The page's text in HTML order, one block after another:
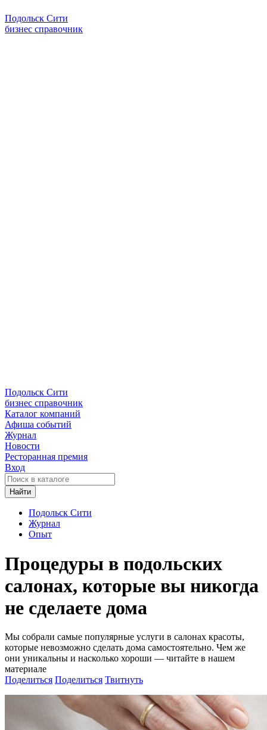
Подольск Сити
бизнес справочник
Подольск Сити
бизнес справочник
Каталог компаний
Афиша событий
Журнал
Новости
Ресторанная премия
Вход
Найти
Подольск Сити
Журнал
Опыт
Процедуры в подольских
салонах, которые вы никогда
не сделаете дома
Мы собрали самые популярные услуги в салонах красоты,
которые невозможно сделать дома самостоятельно. Чем же
они уникальны и насколько хороши — читайте в нашем
материале
Поделиться Поделиться Твитнуть